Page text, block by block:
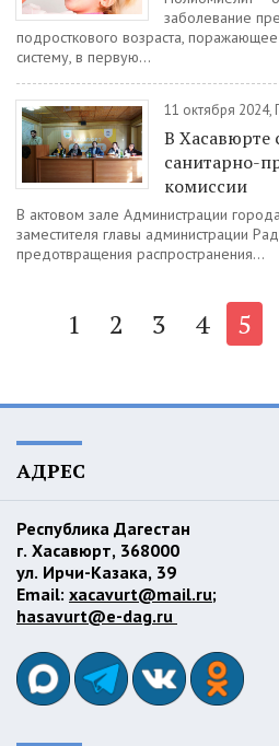
заболевание
подросткового возраста,
систему, в первую...
11 октября 2024,
В Хасавюрте
санитарно-
комиссии
В актовом зале Администрации
заместителя главы администрации
предотвращения распространения...
1 2 3 4 5
АДРЕС
Республика Дагестан
г. Хасавюрт, 368000
ул. Ирчи-Казака, 39
Email: xacavurt@mail.ru;
hasavurt@e-dag.ru